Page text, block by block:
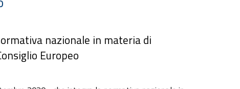
nazionale in materia di
Europeo